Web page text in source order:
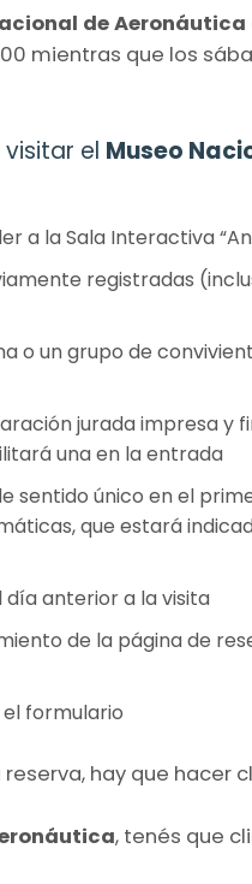
de Aeronáutica
mientras que los
el Museo
a la Sala Interactiva
registradas
o un grupo de
jurada impresa y
una en la entrada
sentido único en el
que estará
día anterior a la visita
de la página de
formulario
hay que hacer
, tenés que